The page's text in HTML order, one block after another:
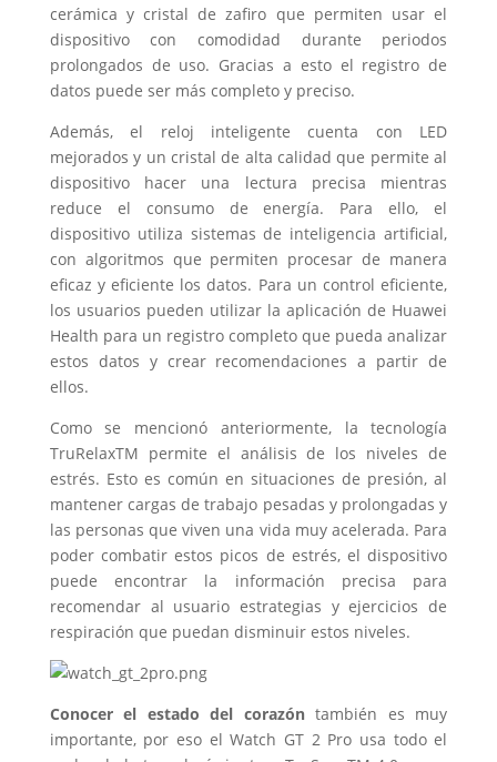
cerámica y cristal de zafiro que permiten usar el
dispositivo con comodidad durante periodos
prolongados de uso. Gracias a esto el registro de
datos puede ser más completo y preciso.
Además, el reloj inteligente cuenta con LED
mejorados y un cristal de alta calidad que permite al
dispositivo hacer una lectura precisa mientras
reduce el consumo de energía. Para ello, el
dispositivo utiliza sistemas de inteligencia artificial,
con algoritmos que permiten procesar de manera
eficaz y eficiente los datos. Para un control eficiente,
los usuarios pueden utilizar la aplicación de Huawei
Health para un registro completo que pueda analizar
estos datos y crear recomendaciones a partir de
ellos.
Como se mencionó anteriormente, la tecnología
TruRelaxTM permite el análisis de los niveles de
estrés. Esto es común en situaciones de presión, al
mantener cargas de trabajo pesadas y prolongadas y
las personas que viven una vida muy acelerada. Para
poder combatir estos picos de estrés, el dispositivo
puede encontrar la información precisa para
recomendar al usuario estrategias y ejercicios de
respiración que puedan disminuir estos niveles.
Conocer el estado del corazóntambién es muy
importante, por eso el Watch GT 2 Pro usa todo el